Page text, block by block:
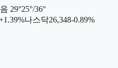
29°25°/36°
1.39%나스닥26,348-0.89%